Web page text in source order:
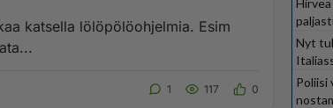
katsella lölöpölöohjelmia. Esim
1 117 0
Nyt
Poliisi